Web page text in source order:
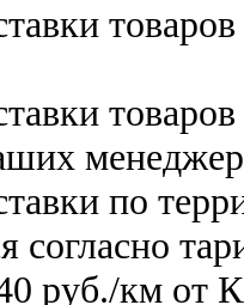
по
согласно
руб./км от